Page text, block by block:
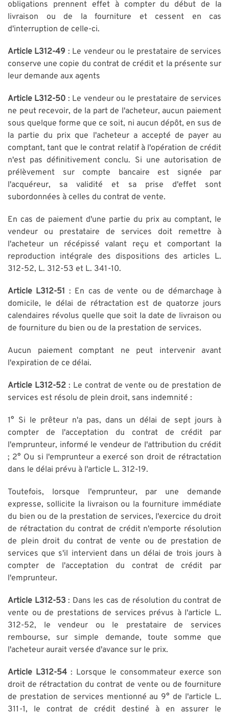
obligations prennent effet à compter du début de la
livraison ou de la fourniture et cessent en cas
d'interruption de celle-ci.
Article L312-49 : Le vendeur ou le prestataire de services
conserve une copie du contrat de crédit et la présente sur
leur demande aux agents
Article L312-50 : Le vendeur ou le prestataire de services
ne peut recevoir, de la part de l'acheteur, aucun paiement
sous quelque forme que ce soit, ni aucun dépôt, en sus de
la partie du prix que l'acheteur a accepté de payer au
comptant, tant que le contrat relatif à l'opération de crédit
n'est pas définitivement conclu. Si une autorisation de
prélèvement sur compte bancaire est signée par
l'acquéreur, sa validité et sa prise d'effet sont
subordonnées à celles du contrat de vente.
En cas de paiement d'une partie du prix au comptant, le
vendeur ou prestataire de services doit remettre à
l'acheteur un récépissé valant reçu et comportant la
reproduction intégrale des dispositions des articles L.
312-52, L. 312-53 et L. 341-10.
Article L312-51 : En cas de vente ou de démarchage à
domicile, le délai de rétractation est de quatorze jours
calendaires révolus quelle que soit la date de livraison ou
de fourniture du bien ou de la prestation de services.
Aucun paiement comptant ne peut intervenir avant
l'expiration de ce délai.
Article L312-52: Le contrat de vente ou de prestation de
services est résolu de plein droit, sans indemnité :
1° Si le prêteur n'a pas, dans un délai de sept jours à
compter de l'acceptation du contrat de crédit par
l'emprunteur, informé le vendeur de l'attribution du crédit
; 2° Ou si l'emprunteur a exercé son droit de rétractation
dans le délai prévu à l'article L. 312-19.
Toutefois, lorsque l'emprunteur, par une demande
expresse, sollicite la livraison ou la fourniture immédiate
du bien ou de la prestation de services, l'exercice du droit
de rétractation du contrat de crédit n'emporte résolution
de plein droit du contrat de vente ou de prestation de
services que s'il intervient dans un délai de trois jours à
compter de l'acceptation du contrat de crédit par
l'emprunteur.
Article L312-53: Dans les cas de résolution du contrat de
vente ou de prestations de services prévus à l'article L.
312-52, le vendeur ou le prestataire de services
rembourse, sur simple demande, toute somme que
l'acheteur aurait versée d'avance sur le prix.
Article L312-54 : Lorsque le consommateur exerce son
droit de rétractation du contrat de vente ou de fourniture
de prestation de services mentionné au 9° de l'article L.
311-1, le contrat de crédit destiné à en assurer le